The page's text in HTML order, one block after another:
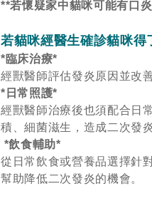
**若懷疑家中貓咪可能有口
若貓咪經醫生確診貓咪得
*臨床治療*
經獸醫師評估發炎原因並改
*日常照護*
經獸醫師治療後也須配合日
積、細菌滋生，造成二次發炎
*飲食輔助*
從日常飲食或營養品選擇針
幫助降低二次發炎的機會。